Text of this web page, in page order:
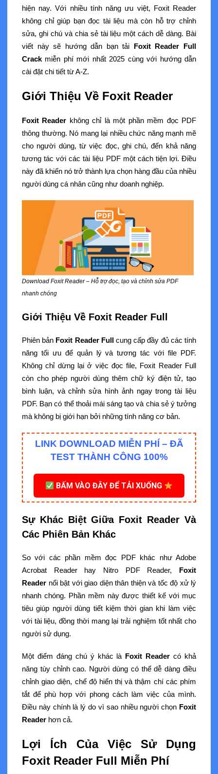
hiện nay. Với nhiều tính năng ưu việt, Foxit Reader
không chỉ giúp bạn đọc tài liệu mà còn hỗ trợ chỉnh
sửa, ghi chú và chia sẻ tài liệu một cách dễ dàng. Bài
viết này sẽ hướng dẫn bạn tải Foxit Reader Full
Crack miễn phí mới nhất 2025 cùng với hướng dẫn
cài đặt chi tiết từ A-Z.
Giới Thiệu Về Foxit Reader
Foxit Reader không chỉ là một phần mềm đọc PDF
thông thường. Nó mang lại nhiều chức năng mạnh mẽ
cho người dùng, từ việc đọc, ghi chú, đến khả năng
tương tác với các tài liệu PDF một cách tiện lợi. Điều
này đã khiến nó trở thành lựa chọn hàng đầu của nhiều
người dùng cá nhân cũng như doanh nghiệp.
Download Foxit Reader – Hỗ trợ đọc, tạo và chỉnh sửa PDF
nhanh chóng
Giới Thiệu Về Foxit Reader Full
Phiên bản Foxit Reader Fullcung cấp đầy đủ các tính
năng tối ưu để quản lý và tương tác với file PDF.
Không chỉ dừng lại ở việc đọc file, Foxit Reader Full
còn cho phép người dùng thêm chữ ký điện tử, tạo
bình luận, và chỉnh sửa hình ảnh ngay trong tài liệu
PDF. Bạn có thể thoải mái sáng tạo và chia sẻ ý tưởng
mà không bị giới hạn bởi những tính năng cơ bản.
LINK DOWNLOAD MIỄN PHÍ – ĐÃ
TEST THÀNH CÔNG 100%
BẤM VÀO ĐÂY ĐỂ TẢI XUỐNG
Sự Khác Biệt Giữa Foxit Reader Và
Các Phiên Bản Khác
So với các phần mềm đọc PDF khác như Adobe
Acrobat Reader hay Nitro PDF Reader, Foxit
Reader nổi bật với giao diện thân thiện và tốc độ xử lý
nhanh chóng. Phần mềm này được thiết kế với mục
tiêu giúp người dùng tiết kiệm thời gian khi làm việc
với tài liệu, đồng thời mang lại trải nghiệm tốt nhất cho
người sử dụng.
Một điểm đáng chú ý khác là Foxit Reader có khả
năng tùy chỉnh cao. Người dùng có thể dễ dàng điều
chỉnh giao diện, chế độ hiển thị và thậm chí các phím
tắt để phù hợp với phong cách làm việc của mình.
Điều này chính là lý do vì sao nhiều người chọn Foxit
Reader hơn cả.
Lợi Ích Của Việc Sử Dụng
Foxit Reader Full Miễn Phí